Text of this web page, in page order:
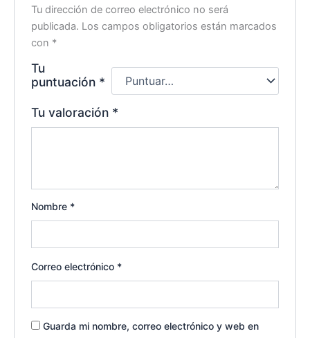
Tu dirección de correo electrónico no será
publicada. Los campos obligatorios están marcados
con *
Tu
puntuación *
Tu valoración *
Nombre *
Correo electrónico *
Guarda mi nombre, correo electrónico y web en